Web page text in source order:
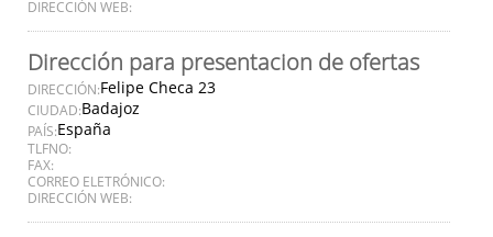
DIRECCIÓN WEB:
Dirección para presentacion de ofertas
DIRECCIÓN:Felipe Checa 23
CIUDAD:Badajoz
PAÍS:España
TLFNO:
FAX:
CORREO ELETRÓNICO:
DIRECCIÓN WEB: